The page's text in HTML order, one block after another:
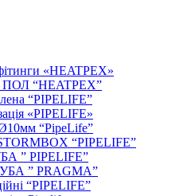
«HEATPEX»
“HEATPEX”
“PIPELIFE”
«PIPELIFE»
“PipeLife”
“PIPELIFE”
” PIPELIFE”
” PRAGMA”
“PIPELIFE”